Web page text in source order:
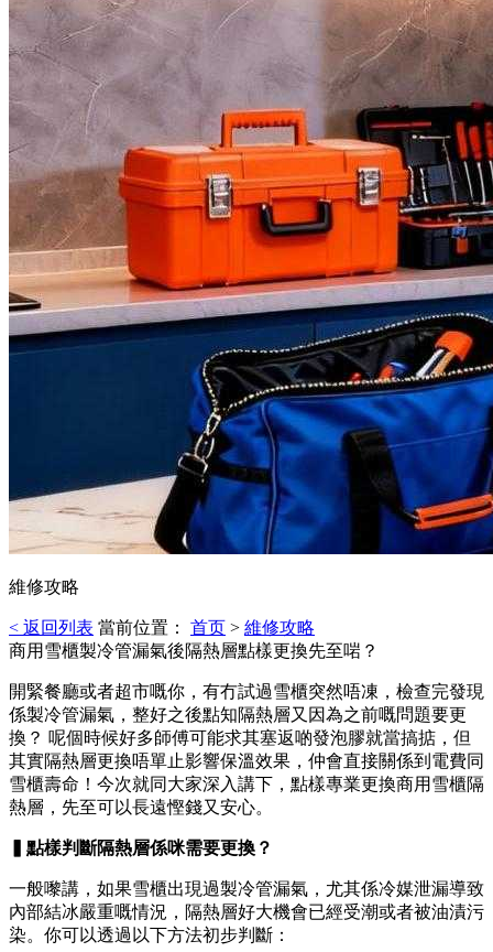
維修攻略
< 返回列表 當前位置： 首页 > 維修攻略
商用雪櫃製冷管漏氣後隔熱層點樣更換先至啱？
開緊餐廳或者超市嘅你，有冇試過雪櫃突然唔凍，檢查完發現
係製冷管漏氣，整好之後點知隔熱層又因為之前嘅問題要更
換？ 呢個時候好多師傅可能求其塞返啲發泡膠就當搞掂，但
其實隔熱層更換唔單止影響保溫效果，仲會直接關係到電費同
雪櫃壽命！今次就同大家深入講下，點樣專業更換商用雪櫃隔
熱層，先至可以長遠慳錢又安心。
▍點樣判斷隔熱層係咪需要更換？
一般嚟講，如果雪櫃出現過製冷管漏氣，尤其係冷媒泄漏導致
內部結冰嚴重嘅情況，隔熱層好大機會已經受潮或者被油漬污
染。你可以透過以下方法初步判斷：